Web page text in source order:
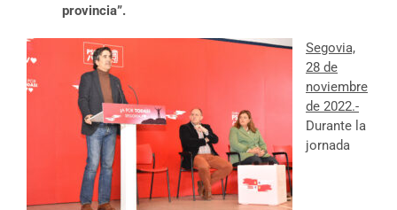
provincia”.
Segovia,
28 de
noviembre
de 2022.-
Durante la
jornada